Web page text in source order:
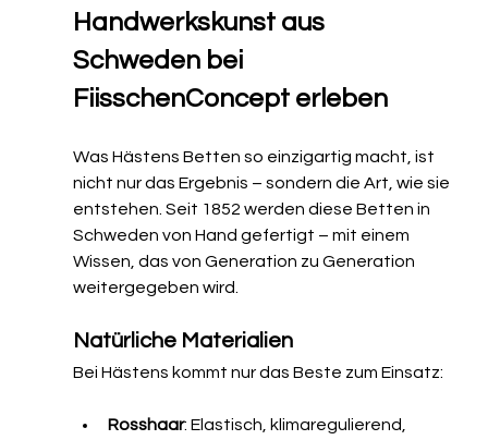
Handwerkskunst aus
Schweden bei
FiisschenConcept erleben
Was Hästens Betten so einzigartig macht, ist
nicht nur das Ergebnis – sondern die Art, wie sie
entstehen. Seit 1852 werden diese Betten in
Schweden von Hand gefertigt – mit einem
Wissen, das von Generation zu Generation
weitergegeben wird.
Natürliche Materialien
Bei Hästens kommt nur das Beste zum Einsatz:
Rosshaar: Elastisch, klimaregulierend,